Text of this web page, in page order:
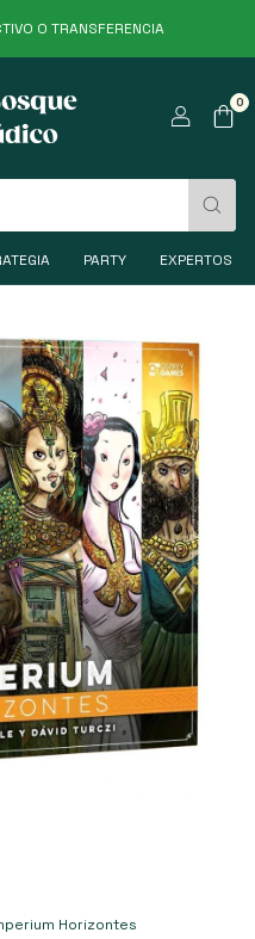
O TRANSFERENCIA
0
PARTY EXPERTOS
Horizontes